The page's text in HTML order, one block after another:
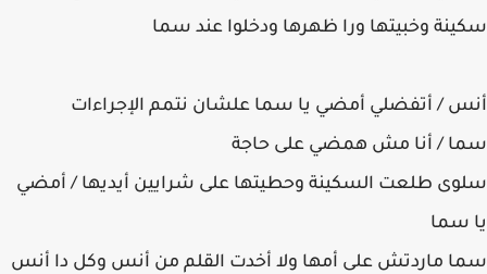
سكينة وخبيتها ورا ظهرها ودخلوا عند سما
أنس / أتفضلي أمضي يا سما علشان نتمم الإجراءات
سما / أنا مش همضي على حاجة
سلوى طلعت السكينة وحطيتها على شرايين أيديها / أمضي
يا سما
سما ماردتش على أمها ولا أخدت القلم من أنس وكل دا أنس